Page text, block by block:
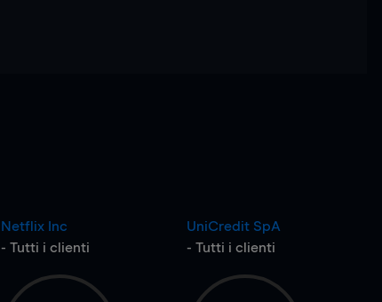
Netflix Inc
- Tutti i clienti
UniCredit SpA
- Tutti i clienti